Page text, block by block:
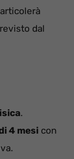
dal
.
4 mesi con